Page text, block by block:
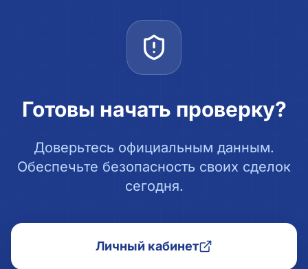
Готовы начать проверку?
Доверьтесь официальным данным.
Обеспечьте безопасность своих сделок
сегодня.
Личный кабинет